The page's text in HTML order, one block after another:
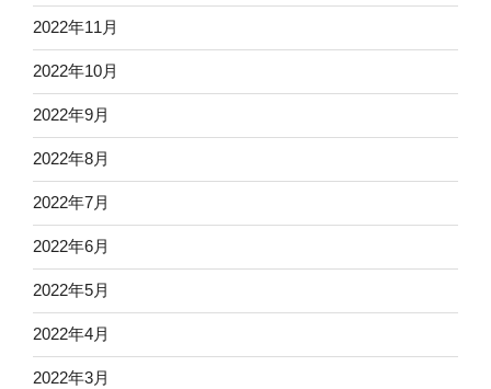
2022年11月
2022年10月
2022年9月
2022年8月
2022年7月
2022年6月
2022年5月
2022年4月
2022年3月